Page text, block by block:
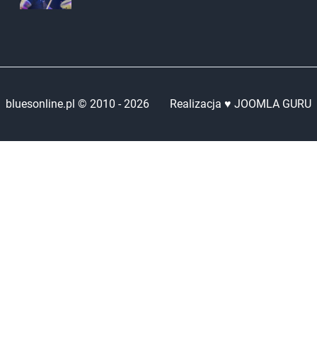
bluesonline.pl © 2010 -2026 Realizacja ♥ JOOMLA GURU